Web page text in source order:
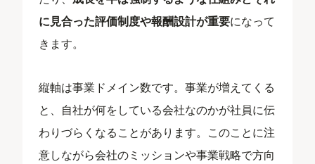
に見合った評価制度や報酬設計が重要になって
きます。
縦軸は事業ドメイン数です。事業が増えてくる
と、自社が何をしている会社なのかが社員に伝
わりづらくなることがあります。このことに注
意しながら会社のミッションや事業戦略で方向